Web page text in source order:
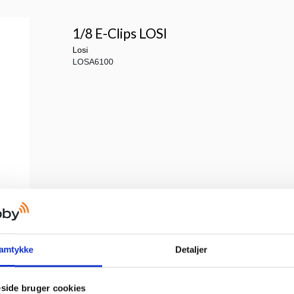
Detaljer
bruger cookies
1/8 E-Clips LOSI
Losi
LOSA6100
4-40 x 3/8 SH Screws (10) LOSI